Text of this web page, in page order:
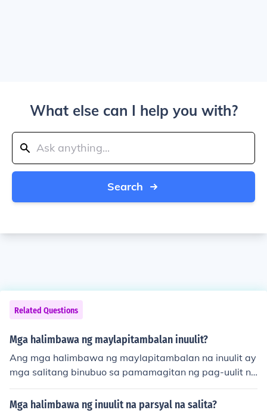
What else can I help you with?
Search
Related Questions
Mga halimbawa ng maylapitambalan inuulit?
Ang mga halimbawa ng maylapitambalan na inuulit ay
mga salitang binubuo sa pamamagitan ng pag-uulit ng
buong salita o bahagi nito. Halimbawa, ang &quot;sam
a-samang&quot; (mula sa &quot;sama&quot;) at &quo
Mga halimbawa ng inuulit na parsyal na salita?